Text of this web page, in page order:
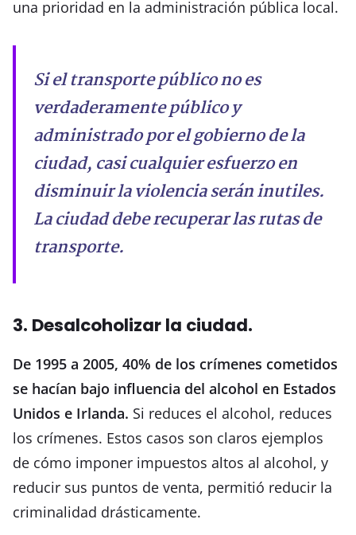
una prioridad en la administración pública local.
Si el transporte público no es
verdaderamente público y
administrado por el gobierno de la
ciudad, casi cualquier esfuerzo en
disminuir la violencia serán inutiles.
La ciudad debe recuperar las rutas de
transporte.
3. Desalcoholizar la ciudad.
De 1995 a 2005, 40% de los crímenes cometidos
se hacían bajo influencia del alcohol en Estados
Unidos e Irlanda. Si reduces el alcohol, reduces
los crímenes. Estos casos son claros ejemplos
de cómo imponer impuestos altos al alcohol, y
reducir sus puntos de venta, permitió reducir la
criminalidad drásticamente.